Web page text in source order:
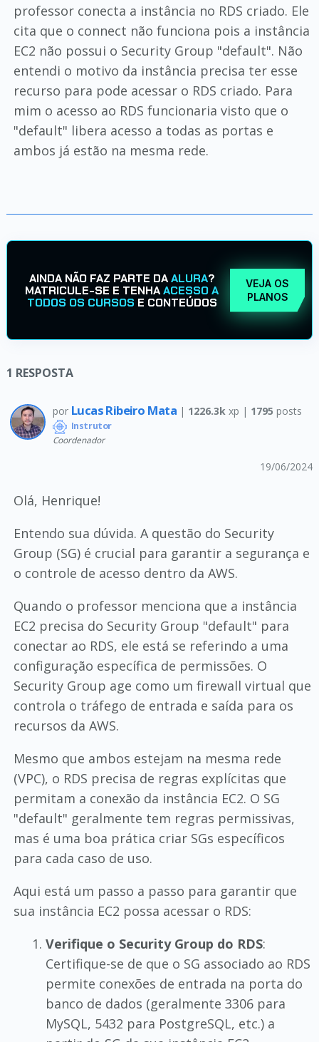
professor conecta a instância no RDS criado. Ele
cita que o connect não funciona pois a instância
EC2 não possui o Security Group "default". Não
entendi o motivo da instância precisa ter esse
recurso para pode acessar o RDS criado. Para
mim o acesso ao RDS funcionaria visto que o
"default" libera acesso a todas as portas e
ambos já estão na mesma rede.
AINDA NÃO FAZ PARTE DAALURA?
MATRICULE-SE E TENHAACESSO A
TODOS OS CURSOS E CONTEÚDOS
VEJA OS
PLANOS
1 RESPOSTA
por Lucas Ribeiro Mata | 1226.3kxp | 1795 posts
Instrutor
Coordenador
19/06/2024
Olá, Henrique!
Entendo sua dúvida. A questão do Security
Group (SG) é crucial para garantir a segurança e
o controle de acesso dentro da AWS.
Quando o professor menciona que a instância
EC2 precisa do Security Group "default" para
conectar ao RDS, ele está se referindo a uma
configuração específica de permissões. O
Security Group age como um firewall virtual que
controla o tráfego de entrada e saída para os
recursos da AWS.
Mesmo que ambos estejam na mesma rede
(VPC), o RDS precisa de regras explícitas que
permitam a conexão da instância EC2. O SG
"default" geralmente tem regras permissivas,
mas é uma boa prática criar SGs específicos
para cada caso de uso.
Aqui está um passo a passo para garantir que
sua instância EC2 possa acessar o RDS:
Verifique o Security Group do RDS:
Certifique-se de que o SG associado ao RDS
permite conexões de entrada na porta do
banco de dados (geralmente 3306 para
MySQL, 5432 para PostgreSQL, etc.) a